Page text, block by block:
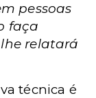
pessoas
faça
relatará
técnica é